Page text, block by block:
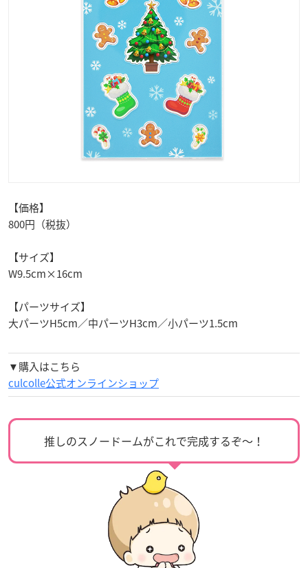
【価格】
800円（税抜）
【サイズ】
W9.5cm×16cm
【パーツサイズ】
大パーツH5cm／中パーツH3cm／小パーツ1.5cm
▼購入はこちら
culcolle公式オンラインショップ
推しのスノードームがこれで完成するぞ〜！